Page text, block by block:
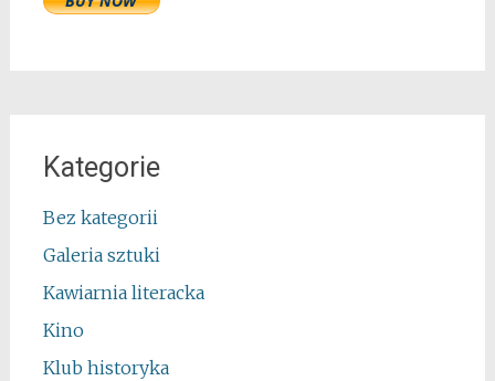
Kategorie
Bez kategorii
Galeria sztuki
Kawiarnia literacka
Kino
Klub historyka